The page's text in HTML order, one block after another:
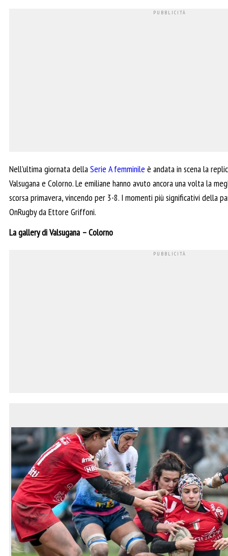
Nell’ultima giornata dellaSerie A femminile è andata in scena la
Valsugana e Colorno. Le emiliane hanno avuto ancora una volta la
scorsa primavera, vincendo per 3-8. I momenti più significativi della
OnRugby da Ettore Griffoni.
La gallery di Valsugana – Colorno